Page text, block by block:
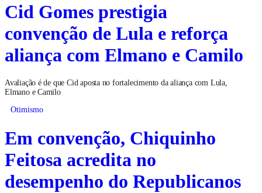
Cid Gomes prestigia
convenção de Lula e reforça
aliança com Elmano e Camilo
Avaliação é de que Cid aposta no fortalecimento da aliança com Lula,
Elmano e Camilo
Otimismo
Em convenção, Chiquinho
Feitosa acredita no
desempenho do Republicanos